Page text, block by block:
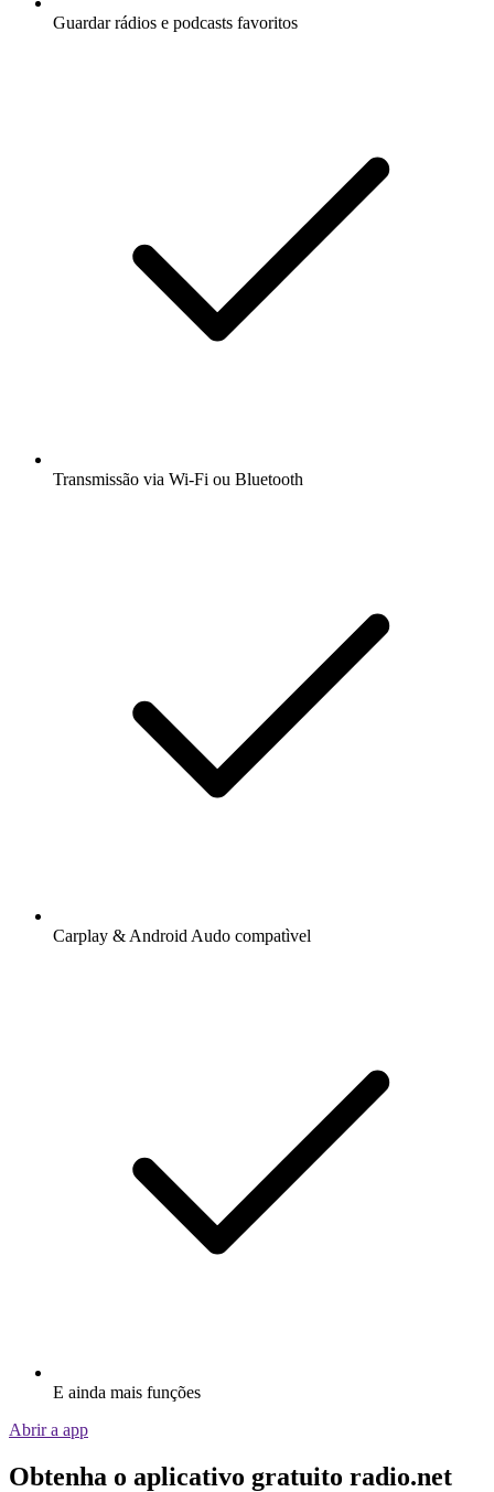
Guardar rádios e podcasts favoritos
Transmissão via Wi-Fi ou Bluetooth
Carplay & Android Audo compatìvel
E ainda mais funções
Abrir a app
Obtenha o aplicativo gratuito radio.net